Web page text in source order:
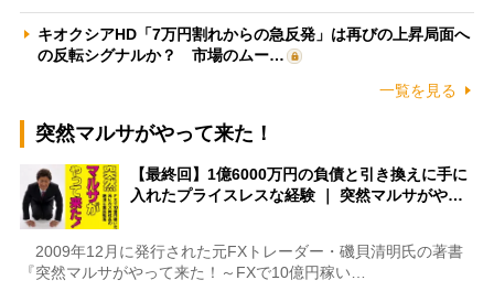
キオクシアHD「7万円割れからの急反発」は再びの上昇局面へ
の反転シグナルか？ 市場のムー…
一覧を見る
突然マルサがやって来た！
【最終回】1億6000万円の負債と引き換えに手に
入れたプライスレスな経験 ｜ 突然マルサがや…
2009年12月に発行された元FXトレーダー・磯貝清明氏の著書
『突然マルサがやって来た！～FXで10億円稼い…